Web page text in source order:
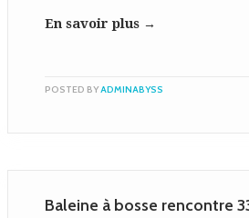
En savoir plus →
POSTED BYADMINABYSS
Baleine à bosse rencontre